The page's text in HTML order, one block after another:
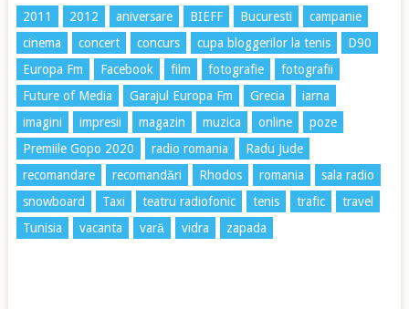
2011 2012 aniversare BIEFF Bucuresti
campanie
cinema
concert concurs cupa bloggerilor la tenis
D90
Europa Fm
Facebook film fotografie
fotografii
Future of Media
Garajul Europa Fm Grecia
iarna
imagini
impresii magazin muzica online
poze
Premiile Gopo 2020
radio romania
Radu Jude
recomandare
recomandări Rhodos romania
sala radio
snowboard
Taxi teatru radiofonic tenis trafic
travel
Tunisia
vacanta vară vidra zapada